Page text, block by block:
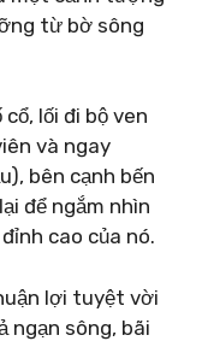
từ bờ sông
lối đi bộ ven
và ngay
bên cạnh bến
để ngắm nhìn
cao của nó.
lợi tuyệt vời
ngạn sông, bãi